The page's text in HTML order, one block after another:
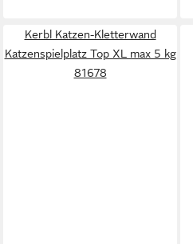
Kerbl Katzen-Kletterwand
Katzenspielplatz Top XL max 5 kg
81678